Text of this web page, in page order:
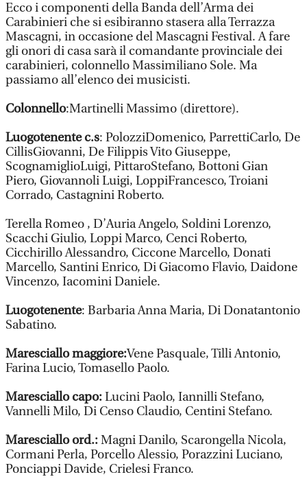
Ecco i componenti della Banda dell’Arma dei
Carabinieri che si esibiranno stasera alla Terrazza
Mascagni, in occasione del Mascagni Festival. A fare
gli onori di casa sarà il comandante provinciale dei
carabinieri, colonnello Massimiliano Sole. Ma
passiamo all’elenco dei musicisti.
Colonnello:Martinelli Massimo (direttore).
Luogotenente c.s: PolozziDomenico, ParrettiCarlo, De
CillisGiovanni, De Filippis Vito Giuseppe,
ScognamiglioLuigi, PittaroStefano, Bottoni Gian
Piero, Giovannoli Luigi, LoppiFrancesco, Troiani
Corrado, Castagnini Roberto.
Terella Romeo , D’Auria Angelo, Soldini Lorenzo,
Scacchi Giulio, Loppi Marco, Cenci Roberto,
Cicchirillo Alessandro, Ciccone Marcello, Donati
Marcello, Santini Enrico, Di Giacomo Flavio, Daidone
Vincenzo, Iacomini Daniele.
Luogotenente: Barbaria Anna Maria, Di Donatantonio
Sabatino.
Maresciallo maggiore:Vene Pasquale, Tilli Antonio,
Farina Lucio, Tomasello Paolo.
Maresciallo capo:Lucini Paolo, Iannilli Stefano,
Vannelli Milo, Di Censo Claudio, Centini Stefano.
Maresciallo ord.:Magni Danilo, Scarongella Nicola,
Cormani Perla, Porcello Alessio, Porazzini Luciano,
Ponciappi Davide, Crielesi Franco.